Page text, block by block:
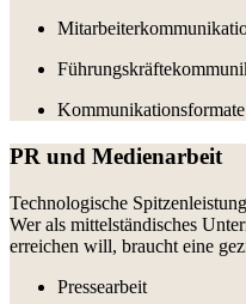
PR und Medienarbeit
Technologische
Wer als mittelständisches
erreichen will, braucht eine
Pressearbeit